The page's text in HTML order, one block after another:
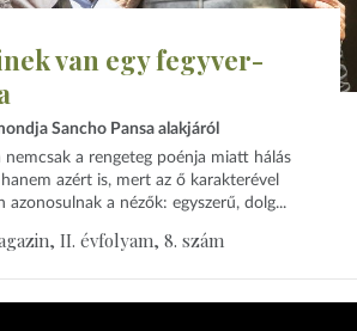
van egy fegyver-
Sancho Pansa alakjáról
nemcsak a rengeteg poénja miatt hálás
azért is, mert az ő karakterével
azonosulnak a nézők: egyszerű, dolg...
II. évfolyam, 8. szám